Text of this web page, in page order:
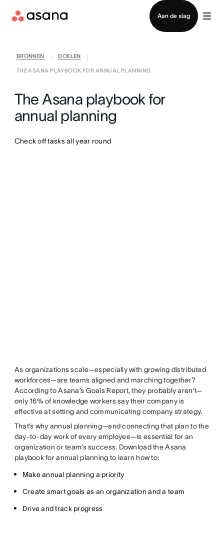
Aan de slag
Contact opnemen met verkoop
BRONNEN DOELEN
THE ASANA PLAYBOOK FOR ANNUAL PLANNING
The Asana playbook for
annual planning
Check off tasks all year round
As organizations scale—especially with growing distributed
workforces—are teams aligned and marching together?
According to Asana’s Goals Report, they probably aren’t—
only 16% of knowledge workers say their company is
effective at setting and communicating company strategy.
That’s why annual planning—and connecting that plan to the
day-to-day work of every employee—is essential for an
organization or team’s success. Download the Asana
playbook for annual planning to learn how to:
Make annual planning a priority
Create smart goals as an organization and a team
Drive and track progress